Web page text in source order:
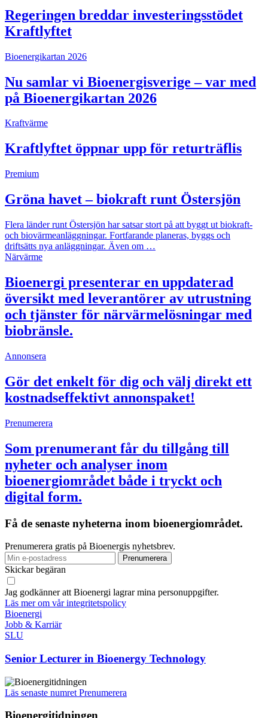
Regeringen breddar investeringsstödet
Kraftlyftet
Bioenergikartan 2026
Nu samlar vi Bioenergisverige – var med
på Bioenergikartan 2026
Kraftvärme
Kraftlyftet öppnar upp för returträflis
Premium
Gröna havet – biokraft runt Östersjön
Flera länder runt Östersjön har satsar stort på att byggt ut biokraft-
och biovärmeanläggningar. Fortfarande planeras, byggs och
driftsätts nya anläggningar. Även om …
Närvärme
Bioenergi presenterar en uppdaterad
översikt med leverantörer av utrustning
och tjänster för närvärmelösningar med
biobränsle.
Annonsera
Gör det enkelt för dig och välj direkt ett
kostnadseffektivt annonspaket!
Prenumerera
Som prenumerant får du tillgång till
nyheter och analyser inom
bioenergiområdet både i tryckt och
digital form.
Få de senaste nyheterna inom bioenergiområdet.
Prenumerera gratis på Bioenergis nyhetsbrev.
Skickar begäran
Jag godkänner att Bioenergi lagrar mina personuppgifter.
Läs mer om vår integritetspolicy
Bioenergi
Jobb & Karriär
SLU
Senior Lecturer in Bioenergy Technology
Läs senaste numret Prenumerera